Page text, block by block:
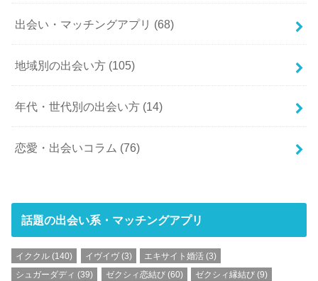
出会い・マッチングアプリ (68)
地域別の出会い方 (105)
年代・世代別の出会い方 (14)
恋愛・出会いコラム (76)
話題の出会い系・マッチングアプリ
イククル (140) イヴイヴ(3) エキサイト婚活(3)
シュガーダディ (39) ゼクシィ恋結び(60) ゼクシィ縁結び(9)